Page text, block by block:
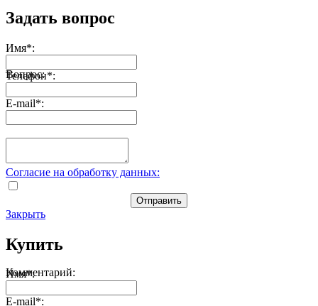
Задать вопрос
Имя*:
Телефон*:
E-mail*:
Вопрос:
Согласие на обработку данных:
Отправить
Закрыть
Купить
Имя*:
E-mail*:
Комментарий: